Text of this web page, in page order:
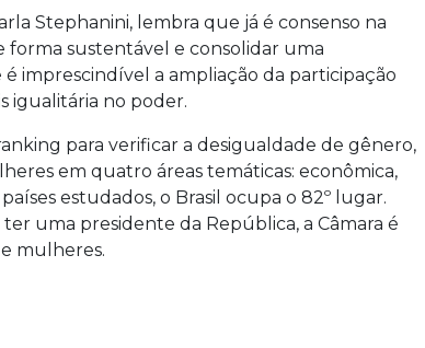
Stephanini, lembra que já é consenso na
sustentável e consolidar uma
é imprescindível a ampliação da participação
igualitária no poder.
para verificar a desigualdade de gênero,
em quatro áreas temáticas: econômica,
estudados, o Brasil ocupa o 82º lugar.
uma presidente da República, a Câmara é
mulheres.